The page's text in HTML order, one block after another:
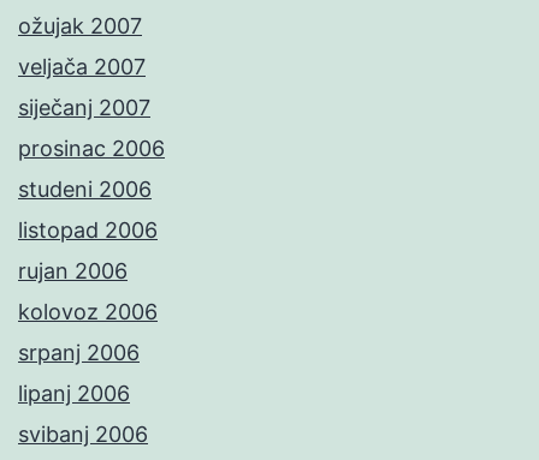
ožujak 2007
veljača 2007
siječanj 2007
prosinac 2006
studeni 2006
listopad 2006
rujan 2006
kolovoz 2006
srpanj 2006
lipanj 2006
svibanj 2006